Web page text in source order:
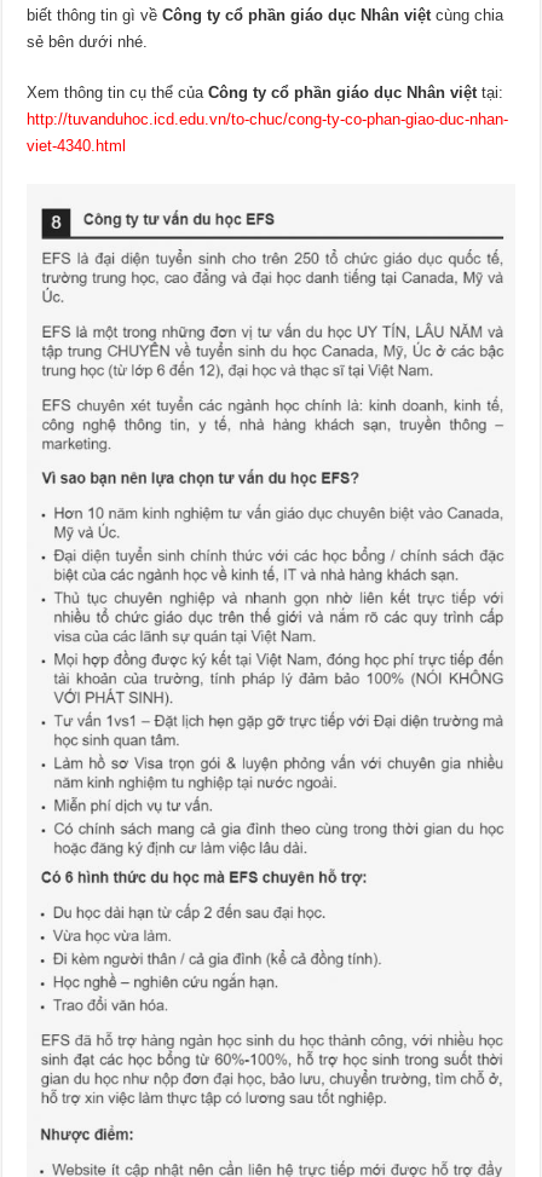
biết thông tin gì vềCông ty cổ phần giáo dục Nhân việtcùng chia
sẻ bên dưới nhé.
Xem thông tin cụ thể củaCông ty cổ phần giáo dục Nhân việttại:
http://tuvanduhoc.icd.edu.vn/to-chuc/cong-ty-co-phan-giao-duc-nhan-
viet-4340.html